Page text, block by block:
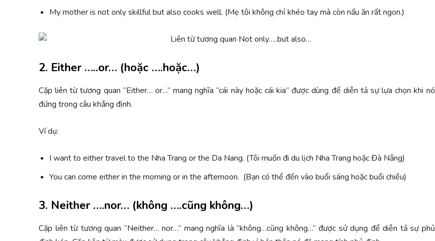
My mother is not only skillful but also cooks well. (Mẹ tôi không chỉ khéo tay mà còn nấu ăn rất ngon.)
2. Either …..or… (hoặc ….hoặc…)
Cặp liên từ tương quan “Either… or…” mang nghĩa “cái này hoặc cái kia” được dùng để diễn tả sự lựa chọn khi nó
đứng trong câu khẳng định.
Ví dụ:
I want to either travel to the Nha Trang or the Da Nang. (Tôi muốn đi du lịch Nha Trang hoặc Đà Nẵng)
You can come either in the morning or in the afternoon. (Bạn có thể đến vào buổi sáng hoặc buổi chiều)
3. Neither ….nor… (không ….cũng không…)
Cặp liên từ tương quan “Neither… nor…” mang nghĩa là “không…cũng không…” được sử dụng để diễn tả sự phủ